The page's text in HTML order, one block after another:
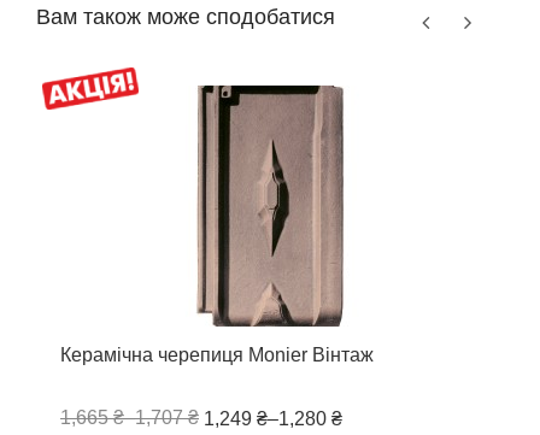
Вам також може сподобатися
Керамічна черепиця Monier Вінтаж
1,665 ₴–1,707 ₴ 1,249 ₴–1,280 ₴